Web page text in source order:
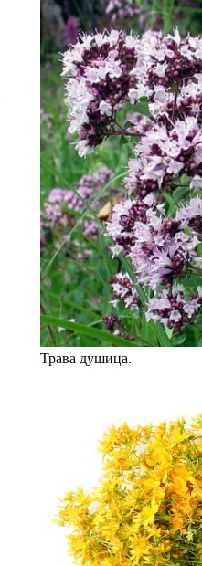
Трава душица.